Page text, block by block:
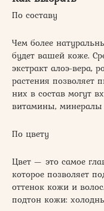
По составу
Чем более
будет вашей коже.
экстракт алоэ-вера,
растения
них в состав могут
витамины, минералы
По цвету
Цвет — это самое
которое позволяет
оттенок кожи и
подтон кожи: